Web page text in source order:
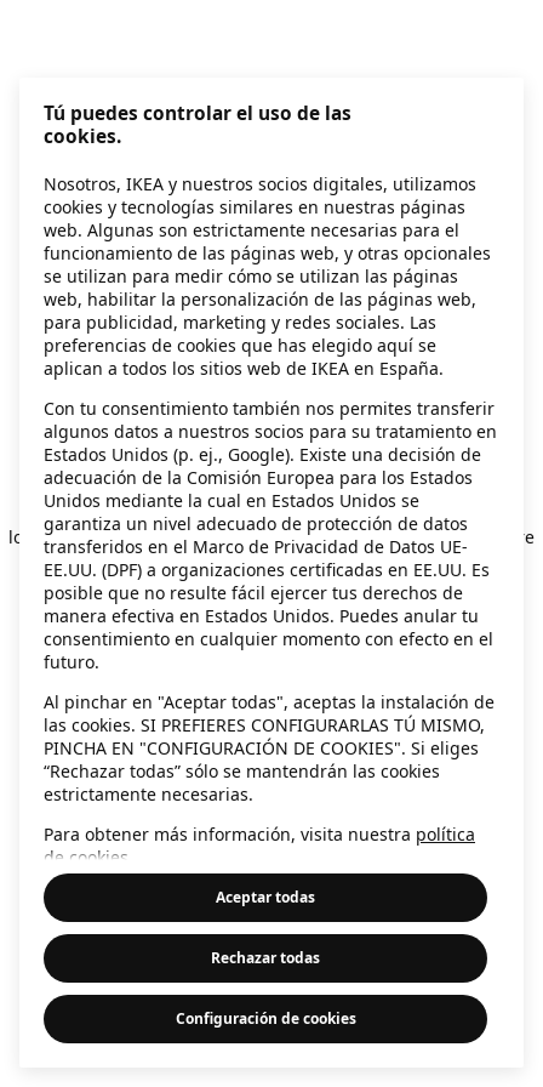
Application error: a client-side exception has occurred
loadingsecondhand.ikea.com (see the browser console for more
information).
Tú puedes controlar el uso de las
cookies.
Nosotros, IKEA y nuestros socios digitales, utilizamos
cookies y tecnologías similares en nuestras páginas
web. Algunas son estrictamente necesarias para el
funcionamiento de las páginas web, y otras opcionales
se utilizan para medir cómo se utilizan las páginas
web, habilitar la personalización de las páginas web,
para publicidad, marketing y redes sociales. Las
preferencias de cookies que has elegido aquí se
aplican a todos los sitios web de IKEA en España.
Con tu consentimiento también nos permites transferir
algunos datos a nuestros socios para su tratamiento en
Estados Unidos (p. ej., Google). Existe una decisión de
adecuación de la Comisión Europea para los Estados
Unidos mediante la cual en Estados Unidos se
garantiza un nivel adecuado de protección de datos
transferidos en el Marco de Privacidad de Datos UE-
EE.UU. (DPF) a organizaciones certificadas en EE.UU. Es
posible que no resulte fácil ejercer tus derechos de
manera efectiva en Estados Unidos. Puedes anular tu
consentimiento en cualquier momento con efecto en el
futuro.
Al pinchar en "Aceptar todas", aceptas la instalación de
las cookies. SI PREFIERES CONFIGURARLAS TÚ MISMO,
PINCHA EN "CONFIGURACIÓN DE COOKIES". Si eliges
“Rechazar todas” sólo se mantendrán las cookies
estrictamente necesarias.
Para obtener más información, visita nuestra política
de cookies
Aceptar todas
Rechazar todas
Configuración de cookies